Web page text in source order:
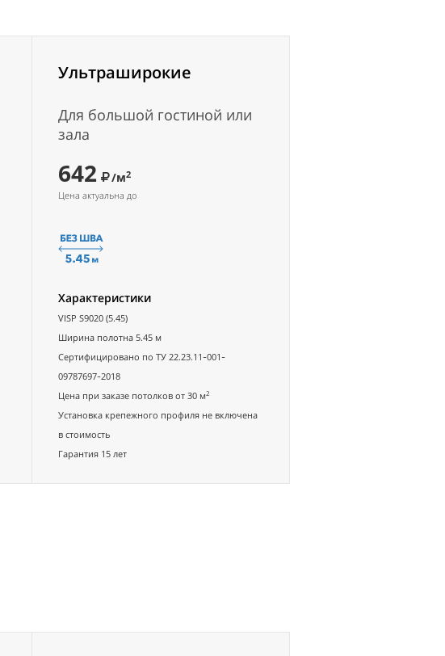
Ультраширокие
Для большой гостиной или
зала
642 /м2
Цена актуальна до
Характеристики
VISP S9020 (5.45)
Ширина полотна 5.45 м
Сертифицировано по ТУ 22.23.11-001-
09787697-2018
Цена при заказе потолков от 30 м2
Установка крепежного профиля не включена
в стоимость
Гарантия 15 лет